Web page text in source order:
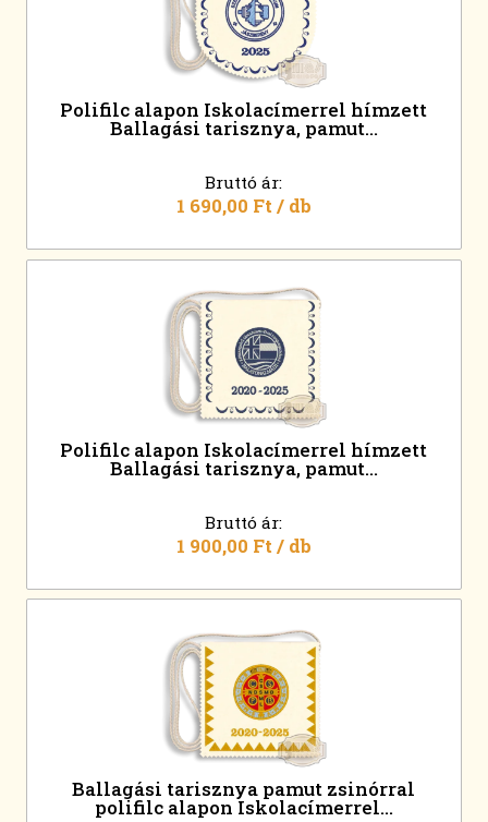
Polifilc alapon Iskolacímerrel hímzett
Ballagási tarisznya, pamut...
Bruttó ár:
1 690,00 Ft/ db
Polifilc alapon Iskolacímerrel hímzett
Ballagási tarisznya, pamut...
Bruttó ár:
1 900,00 Ft/ db
Ballagási tarisznya pamut zsinórral
polifilc alapon Iskolacímerrel...